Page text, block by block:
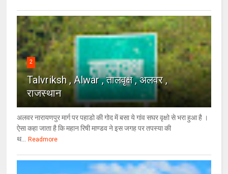
2
Talvriksh , Alwar , तालवृक्ष , अलवर ,
राजस्थान
अलवर नारायणपुर मार्ग पर पहाडो की गोद में बसा ये गांव सघर वृक्षो से भरा हुआ है ।
ऐसा कहा जाता है कि महान रिषी माण्डव ने इस जगह पर तपस्या की
थ...
Readmore